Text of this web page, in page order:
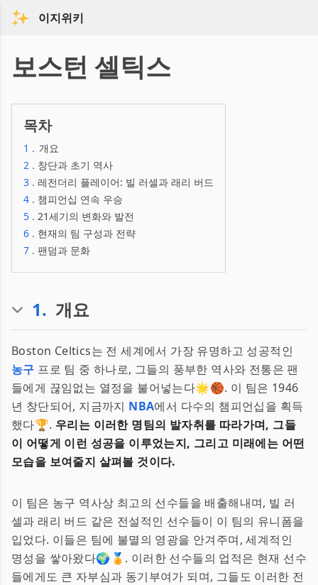
이지위키
보스턴 셀틱스
목차
1 . 개요
2 . 창단과 초기 역사
3 . 레전더리 플레이어: 빌 러셀과 래리 버드
4 . 챔피언십 연속 우승
5 . 21세기의 변화와 발전
6 . 현재의 팀 구성과 전략
7 . 팬덤과 문화
1. 개요
Boston Celtics는 전 세계에서 가장 유명하고 성공적인
농구 프로 팀 중 하나로, 그들의 풍부한 역사와 전통은 팬
들에게 끊임없는 열정을 불어넣는다🌟🏀. 이 팀은 1946
년 창단되어, 지금까지 NBA에서 다수의 챔피언십을 획득
했다🏆. 우리는 이러한 명팀의 발자취를 따라가며, 그들
이 어떻게 이런 성공을 이루었는지, 그리고 미래에는 어떤
모습을 보여줄지 살펴볼 것이다.
이 팀은 농구 역사상 최고의 선수들을 배출해내며, 빌 러
셀과 래리 버드 같은 전설적인 선수들이 이 팀의 유니폼을
입었다. 이들은 팀에 불멸의 영광을 안겨주며, 세계적인
명성을 쌓아왔다🌍🏅. 이러한 선수들의 업적은 현재 선수
들에게도 큰 자부심과 동기부여가 되며, 그들도 이러한 전